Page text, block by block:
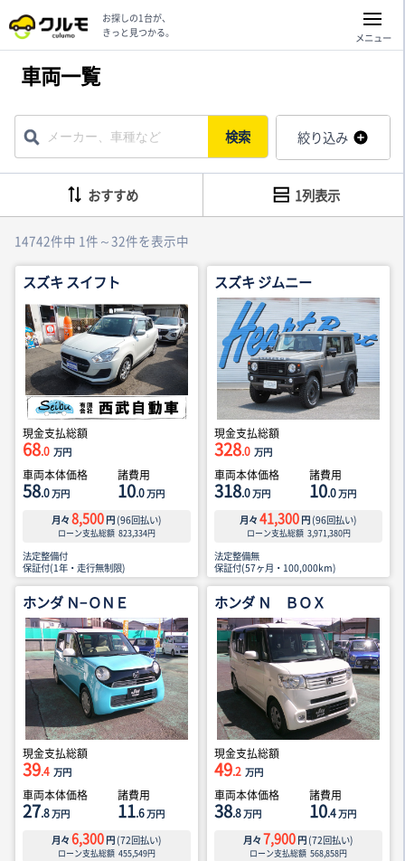
お探しの1台が、
きっと見つかる。
メニュー
車両一覧
検索 絞り込み
14742件中 1件～32件を表示中
おすすめ 1列表示
スズキ スイフト
現金支払総額
68.0 万円
車両本体価格
58.0万円
諸費用
10.0万円
月々 8,500 円 (96回払い)
ローン支払総額 823,334円
法定整備付
保証付(1年・走行無制限)
スズキ ジムニー
現金支払総額
328.0 万円
車両本体価格
318.0万円
諸費用
10.0万円
月々 41,300 円 (96回払い)
ローン支払総額 3,971,380円
法定整備無
保証付(57ヶ月・100,000km)
ホンダ Ｎ−ＯＮＥ
現金支払総額
39.4 万円
車両本体価格
27.8万円
諸費用
11.6万円
月々 6,300 円 (72回払い)
ローン支払総額 455,549円
ホンダ Ｎ ＢＯＸ
現金支払総額
49.2 万円
車両本体価格
38.8万円
諸費用
10.4万円
月々 7,900 円 (72回払い)
ローン支払総額 568,858円